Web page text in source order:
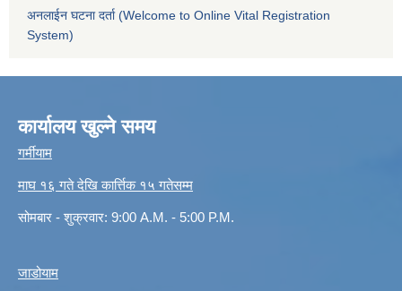
अनलाईन घटना दर्ता (Welcome to Online Vital Registration
System)
कार्यालय खुल्ने समय
गर्मीयाम
माघ १६ गते देखि कार्त्तिक १५ गतेसम्म
सोमबार - शुक्रवार: 9:00 A.M. - 5:00 P.M.
जाडोयाम